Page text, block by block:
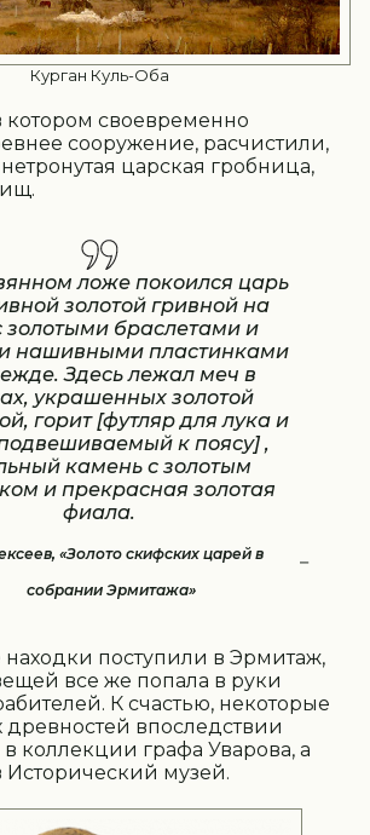
Курган Куль-Оба
котором своевременно
сооружение, расчистили,
царская гробница,
ложе покоился царь
золотой гривной на
золотыми браслетами и
нашивными пластинками
Здесь лежал меч в
украшенных золотой
горит [футляр для лука и
к поясу] ,
камень с золотым
и прекрасная золотая
фиала.
«Золото скифских царей в
собрании Эрмитажа»
поступили в Эрмитаж,
все же попала в руки
К счастью, некоторые
впоследствии
коллекции графа Уварова, а
Исторический музей.